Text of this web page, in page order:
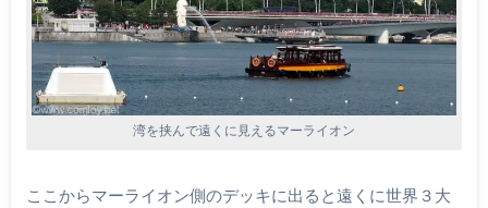
湾を挟んで遠くに見えるマーライオン
ここからマーライオン側のデッキに出ると遠くに世界３大